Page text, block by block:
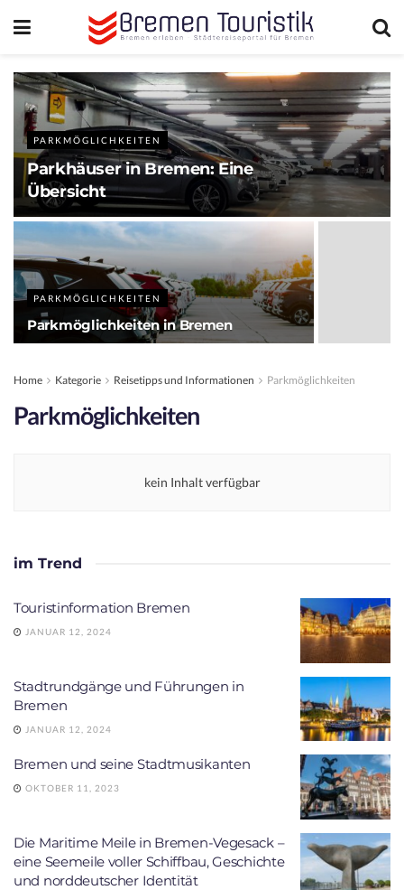
PARKMÖGLICHKEITEN
Parkhäuser in Bremen: Eine
Übersicht
PARKMÖGLICHKEITEN
Parkmöglichkeiten in Bremen
Home Kategorie Reisetipps und Informationen Parkmöglichkeiten
Parkmöglichkeiten
kein Inhalt verfügbar
im Trend
Touristinformation Bremen
JANUAR 12, 2024
Stadtrundgänge und Führungen in
Bremen
JANUAR 12, 2024
Bremen und seine Stadtmusikanten
OKTOBER 11, 2023
Die Maritime Meile in Bremen-Vegesack –
eine Seemeile voller Schiffbau, Geschichte
und norddeutscher Identität